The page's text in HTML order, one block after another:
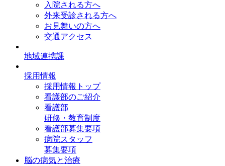
入院される方へ
外来受診される方へ
お見舞いの方へ
交通アクセス
地域連携課
採用情報
採用情報トップ
看護部のご紹介
看護部
研修・教育制度
看護部募集要項
病院スタッフ
募集要項
脳の病気と治療